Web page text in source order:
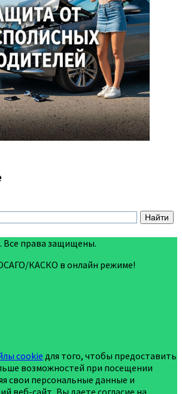
права защищены.
КАСКО в онлайн режиме!
cookie для того, чтобы предоставить
возможностей при посещении
свои персональные данные и